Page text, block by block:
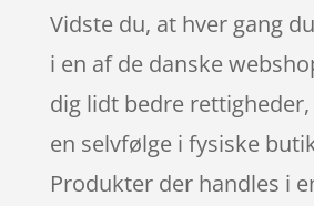
Vidste du, at hver gang
i en af de danske
dig lidt bedre
en selvfølge i fysiske
Produkter der handles i